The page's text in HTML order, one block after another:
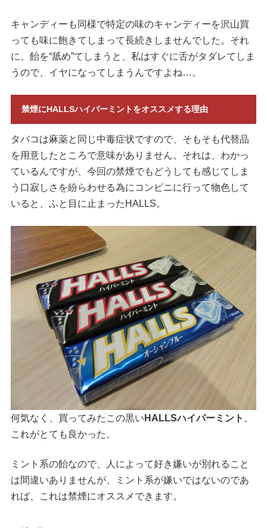
キャンディーも同様で特定の味のキャンディーを沢山買
っても味に飽きてしまって長続きしませんでした。それ
に、飴を“舐め”てしまうと、私はすぐに舌がタダレてしま
うので、イヤになってしまうんですよね…。
禁煙にHALLSハイパーミントをオススメする理由
タバコは麻薬と同じ中毒症状ですので、そもそも代替品
を用意したところで意味がありません。それは、わかっ
ているんですが、今回の禁煙でもどうしても感じてしま
う口寂しさを紛らわせる為にコンビニに行って物色して
いると、ふと目に止まったHALLS。
何気なく、買ってみたこの黒い HALLSハイパーミント 。
これがとても良かった。
ミント系の飴なので、人によって好き嫌いが別れること
は間違いありませんが、ミント系が嫌いではないのであ
れば、これは禁煙にオススメできます。